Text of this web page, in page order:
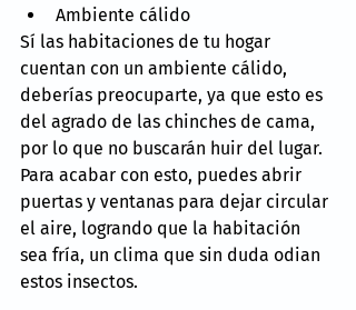
Ambiente cálido
Sí las habitaciones de tu hogar
cuentan con un ambiente cálido,
deberías preocuparte, ya que esto es
del agrado de las chinches de cama,
por lo que no buscarán huir del lugar.
Para acabar con esto, puedes abrir
puertas y ventanas para dejar circular
el aire, logrando que la habitación
sea fría, un clima que sin duda odian
estos insectos.